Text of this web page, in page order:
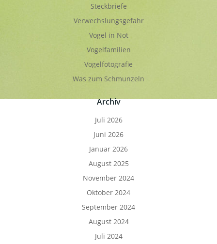
Steckbriefe
Verwechslungsgefahr
Vogel in Not
Vogelfamilien
Vogelfotografie
Was zum Schmunzeln
Archiv
Juli 2026
Juni 2026
Januar 2026
August 2025
November 2024
Oktober 2024
September 2024
August 2024
Juli 2024